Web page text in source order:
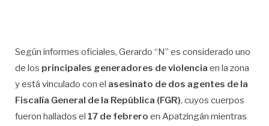
Según informes oficiales, Gerardo “N” es considerado uno
de los principales generadores de violencia en la zona
y está vinculado con el asesinato de dos agentes de la
Fiscalía General de la República (FGR), cuyos cuerpos
fueron hallados el 17 de febrero en Apatzingán mientras